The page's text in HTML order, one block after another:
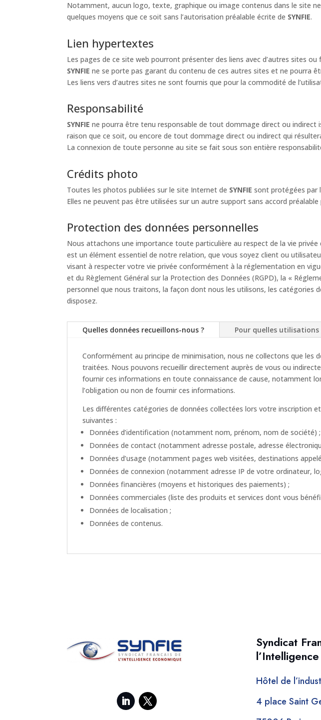
Notamment, aucun logo, texte, graphique ou image contenus dans le site
quelques moyens que ce soit sans l’autorisation préalable écrite de SYNFIE.
Lien hypertextes
Les pages de ce site web pourront présenter des liens avec d’autres sites ou
SYNFIE ne se porte pas garant du contenu de ces autres sites et ne pourra
Les liens vers d’autres sites ne sont fournis que pour la commodité de
Responsabilité
SYNFIE ne pourra être tenu responsable de tout dommage direct ou indirect
raison que ce soit, ou encore de tout dommage direct ou indirect qui
La connexion de toute personne au site se fait sous son entière
Crédits photo
Toutes les photos publiées sur le site Internet de SYNFIE sont protégées par
Elles ne peuvent pas être utilisées sur un autre support sans accord
Protection des données personnelles
Nous attachons une importance toute particulière au respect de la vie
est un élément essentiel de notre relation, que vous soyez client ou
visant à respecter votre vie privée conformément à la réglementation en
et du Règlement Général sur la Protection des Données (RGPD), la «
personnel que nous traitons, la façon dont nous les utilisons, les catégories
disposez.
Quelles données recueillons-nous ? Pour quelles utilisations
Conformément au principe de minimisation, nous ne collectons que les
traitées. Nous pouvons recueillir directement auprès de vous ou
fournir ces informations en toute connaissance de cause, notamment
l’obligation ou non de fournir ces informations.
Les différentes catégories de données collectées lors votre inscription
suivantes :
Données d’identification (notamment nom, prénom, nom de société) ;
Données de contact (notamment adresse postale, adresse
Données d’usage (notamment pages web visitées, destinations
Données de connexion (notamment adresse IP de votre ordinateur,
Données financières (moyens et historiques des paiements) ;
Données commerciales (liste des produits et services dont vous
Données de localisation ;
Données de contenus.
Syndicat
Hôtel de
4 place Saint